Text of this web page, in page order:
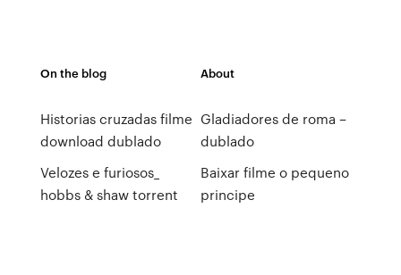
On the blog
Historias cruzadas filme
download dublado
Velozes e furiosos_
hobbs & shaw torrent
About
Gladiadores de roma –
dublado
Baixar filme o pequeno
principe